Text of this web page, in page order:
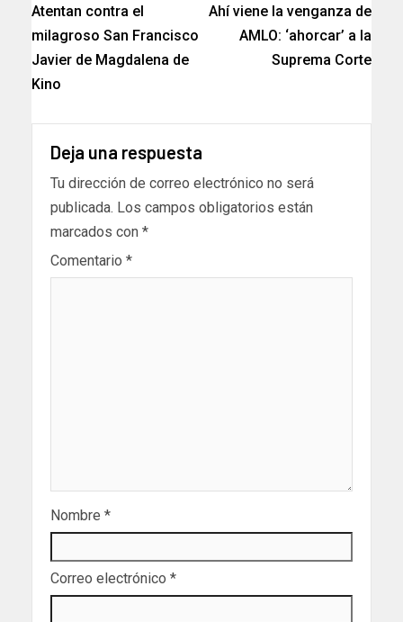
Atentan contra el
milagroso San Francisco
Javier de Magdalena de
Kino
Ahí viene la venganza de
AMLO: ‘ahorcar’ a la
Suprema Corte
Deja una respuesta
Tu dirección de correo electrónico no será
publicada. Los campos obligatorios están
marcados con *
Comentario *
Nombre *
Correo electrónico *